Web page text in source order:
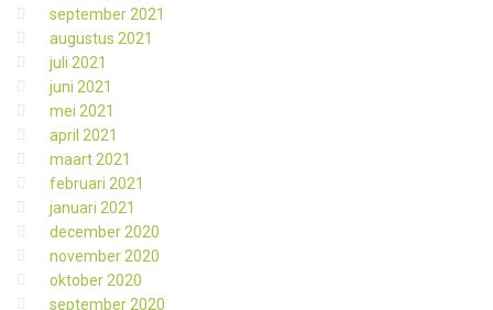
september 2021
augustus 2021
juli 2021
juni 2021
mei 2021
april 2021
maart 2021
februari 2021
januari 2021
december 2020
november 2020
oktober 2020
september 2020